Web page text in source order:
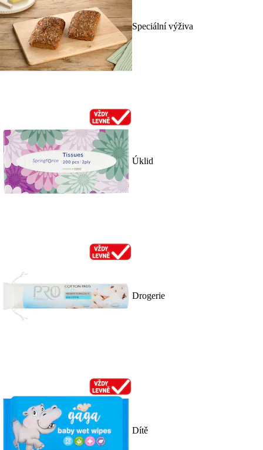
Speciální výživa
Úklid
Drogerie
Dítě